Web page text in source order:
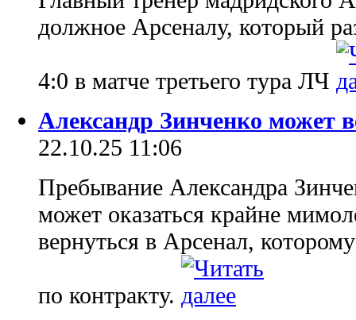
должное Арсеналу, который
4:0 в матче третьего тура ЛЧ
Александр Зинченко может
22.10.25 11:06
Пребывание Александра
может оказаться крайне
вернуться в Арсенал,
по контракту.